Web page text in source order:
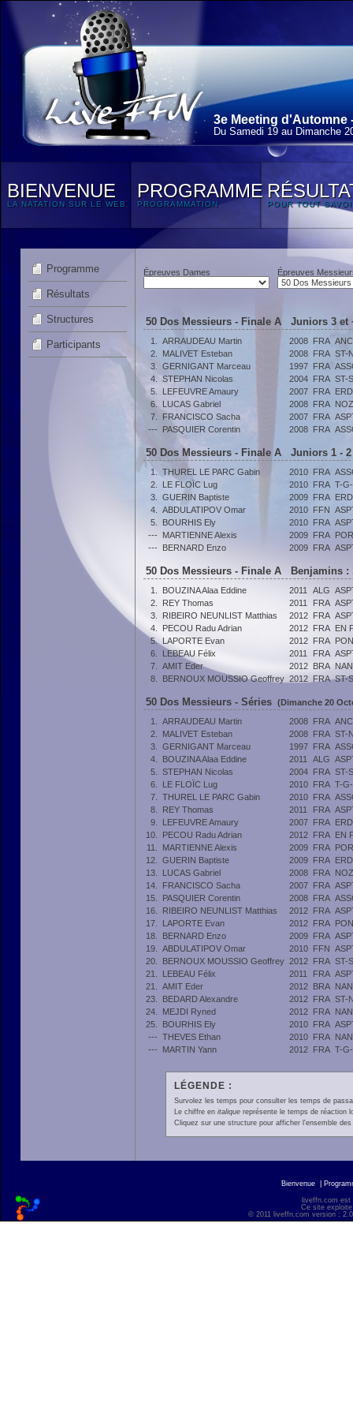
3e Meeting d'Automne
Du Samedi 19 au Dimanche
BIENVENUE
LA NATATION SUR LE WEB
PROGRAMME
PROGRAMMATION POUR TOUT
Programme
Résultats
Structures
Participants
Épreuves Dames Épreuves
50 Dos Messieurs - Finale A Juniors 3 et
1. ARRAUDEAU Martin 2008 FRA
2.
MALIVET Esteban 2008 FRA ST-
3.
GERNIGANT Marceau 1997 FRA
4.
STEPHAN Nicolas 2004 FRA ST-
5.
LEFEUVRE Amaury 2007 FRA
6.
LUCAS Gabriel 2008 FRA
7.
FRANCISCO Sacha 2007 FRA
---
PASQUIER Corentin 2008 FRA
50 Dos Messieurs - Finale A Juniors 1 -
1. THUREL LE PARC Gabin 2010 FRA
2.
LE FLOÏC Lug 2010 FRA T-
3.
GUERIN Baptiste 2009 FRA
4.
ABDULATIPOV Omar 2010 FFN
5.
BOURHIS Ely 2010 FRA
--- MARTIENNE Alexis 2009 FRA
--- BERNARD Enzo 2009 FRA
50 Dos Messieurs - Finale A Benjamins :
1. BOUZINA Alaa Eddine 2011 ALG
2.
REY Thomas 2011 FRA
3.
RIBEIRO NEUNLIST Matthias 2012 FRA
4.
PECOU Radu Adrian 2012 FRA EN
5. LAPORTE Evan 2012 FRA
6.
LEBEAU Félix 2011 FRA
7.
AMIT Eder 2012 BRA
8.
BERNOUX MOUSSIO Geoffrey 2012 FRA ST-
50 Dos Messieurs - Séries (Dimanche 20
1.
ARRAUDEAU Martin 2008 FRA
2.
MALIVET Esteban 2008 FRA ST-
3.
GERNIGANT Marceau 1997 FRA
4.
BOUZINA Alaa Eddine 2011 ALG
5.
STEPHAN Nicolas 2004 FRA ST-
6.
LE FLOÏC Lug 2010 FRA T-
7.
THUREL LE PARC Gabin 2010 FRA
8.
REY Thomas 2011 FRA
9.
LEFEUVRE Amaury 2007 FRA
10.
PECOU Radu Adrian 2012 FRA EN
11.
MARTIENNE Alexis 2009 FRA
12.
GUERIN Baptiste 2009 FRA
13.
LUCAS Gabriel 2008 FRA
14.
FRANCISCO Sacha 2007 FRA
15.
PASQUIER Corentin 2008 FRA
16.
RIBEIRO NEUNLIST Matthias 2012 FRA
17.
LAPORTE Evan 2012 FRA
18.
BERNARD Enzo 2009 FRA
19.
ABDULATIPOV Omar 2010 FFN
20.
BERNOUX MOUSSIO Geoffrey 2012 FRA ST-
21.
LEBEAU Félix 2011 FRA
21.
AMIT Eder 2012 BRA
23.
BEDARD Alexandre 2012 FRA ST-
24.
MEJDI Ryned 2012 FRA
25.
BOURHIS Ely 2010 FRA
--- THEVES Ethan 2010 FRA
---
MARTIN Yann 2012 FRA T-
LÉGENDE :
Survolez les temps pour consulter les temps de
Le chiffre en italiquereprésente le temps de réaction
Cliquez sur une structure pour afficher l'ensemble
Bienvenue
liveffn.com est
Ce site
© 2011 liveffn.com version :